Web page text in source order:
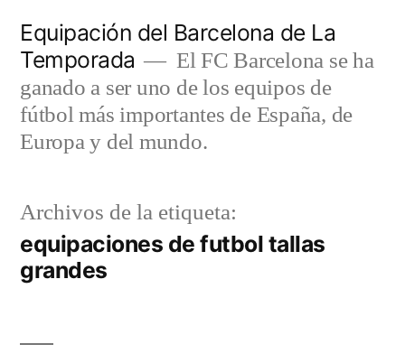
contenido
Equipación del Barcelona de La
Temporada
El FC Barcelona se ha
ganado a ser uno de los equipos de
fútbol más importantes de España, de
Europa y del mundo.
Archivos de la etiqueta:
equipaciones de futbol tallas
grandes